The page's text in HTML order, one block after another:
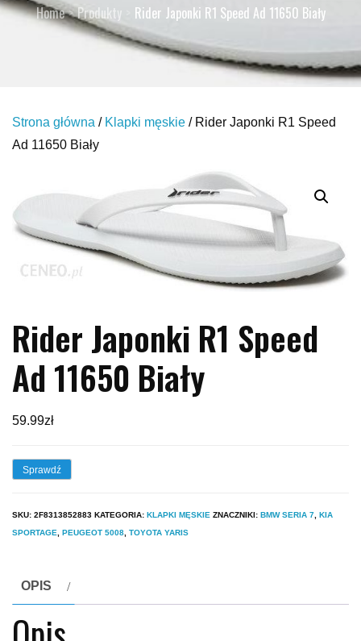
Home Produkty Rider Japonki R1 Speed Ad 11650 Biały
Strona główna / Klapki męskie / Rider Japonki R1 Speed
Ad 11650 Biały
Rider Japonki R1 Speed
Ad 11650 Biały
59.99zł
Sprawdź
SKU: 2F8313852883 KATEGORIA: KLAPKI MĘSKIE ZNACZNIKI: BMW SERIA 7 KIA
SPORTAGE
PEUGEOT 5008 TOYOTA YARIS
OPIS